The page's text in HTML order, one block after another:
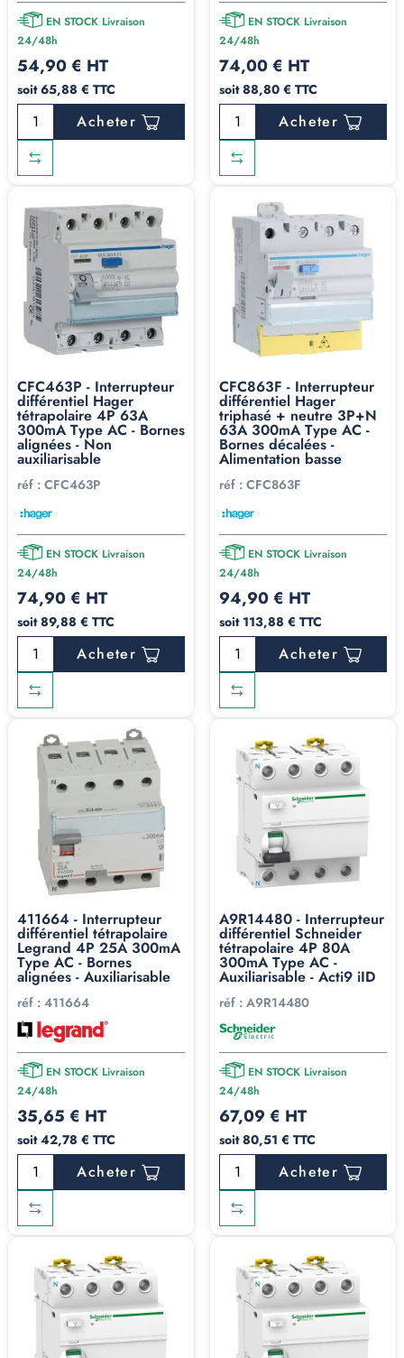
EN STOCK Livraison
24/48h
54,90 € HT
soit 65,88 € TTC
Acheter
EN STOCK Livraison
24/48h
74,00 € HT
soit 88,80 € TTC
Acheter
CFC463P - Interrupteur
différentiel Hager
tétrapolaire 4P 63A
300mA Type AC - Bornes
alignées - Non
auxiliarisable
réf : CFC463P
EN STOCK Livraison
24/48h
74,90 € HT
soit 89,88 € TTC
Acheter
CFC863F - Interrupteur
différentiel Hager
triphasé + neutre 3P+N
63A 300mA Type AC -
Bornes décalées -
Alimentation basse
réf : CFC863F
EN STOCK Livraison
24/48h
94,90 € HT
soit 113,88 € TTC
Acheter
411664 - Interrupteur
différentiel tétrapolaire
Legrand 4P 25A 300mA
Type AC - Bornes
alignées - Auxiliarisable
réf : 411664
EN STOCK Livraison
24/48h
35,65 € HT
soit 42,78 € TTC
Acheter
A9R14480 - Interrupteur
différentiel Schneider
tétrapolaire 4P 80A
300mA Type AC -
Auxiliarisable - Acti9 iID
réf : A9R14480
EN STOCK Livraison
24/48h
67,09 € HT
soit 80,51 € TTC
Acheter